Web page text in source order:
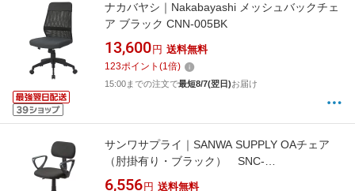
ナカバヤシ｜Nakabayashi メッシュバックチェ
ア ブラック CNN-005BK
13,600 円 送料無料
123ポイント (1倍)
15:00までの注文で最短8/7(翌日)お届け
サンワサプライ｜SANWA SUPPLY OAチェア
（肘掛有り・ブラック） SNC-
A1ABK[SNCA1ABK]
6,556 円 送料無料